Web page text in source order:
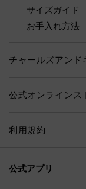
サイズガイド
お手入れ方法
チャールズアンド
公式オンラインス
利用規約
公式アプリ